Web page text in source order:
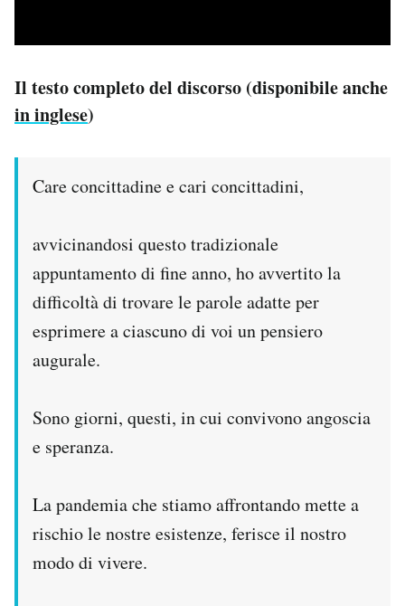
Il testo completo del discorso (disponibile anche
in inglese)
Care concittadine e cari concittadini,
avvicinandosi questo tradizionale
appuntamento di fine anno, ho avvertito la
difficoltà di trovare le parole adatte per
esprimere a ciascuno di voi un pensiero
augurale.
Sono giorni, questi, in cui convivono angoscia
e speranza.
La pandemia che stiamo affrontando mette a
rischio le nostre esistenze, ferisce il nostro
modo di vivere.